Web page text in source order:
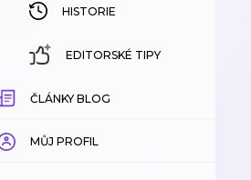
HISTORIE
EDITORSKÉ TIPY
ČLÁNKY BLOG
MŮJ PROFIL